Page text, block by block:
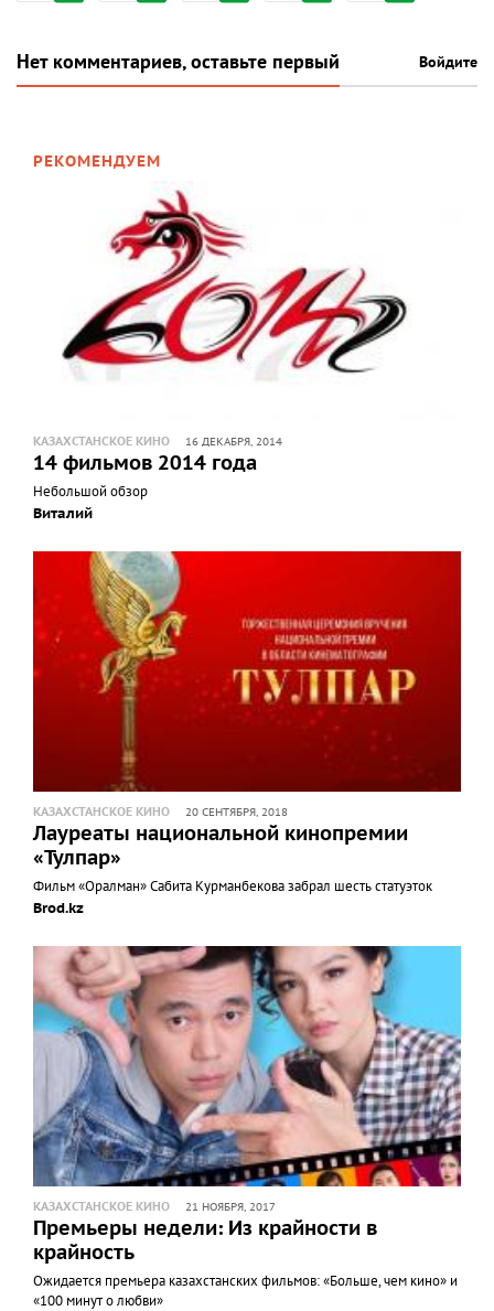
Нет комментариев, оставьте первый Войдите
РЕКОМЕНДУЕМ
КАЗАХСТАНСКОЕ КИНО 16 ДЕКАБРЯ, 2014
14 фильмов 2014 года
Небольшой обзор
Виталий
КАЗАХСТАНСКОЕ КИНО 20 СЕНТЯБРЯ, 2018
Лауреаты национальной кинопремии
«Тулпар»
Фильм «Оралман» Сабита Курманбекова забрал шесть статуэток
Brod.kz
КАЗАХСТАНСКОЕ КИНО 21 НОЯБРЯ, 2017
Премьеры недели: Из крайности в
крайность
Ожидается премьера казахстанских фильмов: «Больше, чем кино» и
«100 минут о любви»